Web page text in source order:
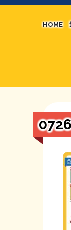
HOME